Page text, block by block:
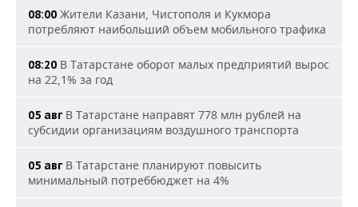
08:00 Жители Казани, Чистополя и Кукмора
потребляют наибольший объем мобильного трафика
08:20 В Татарстане оборот малых предприятий вырос
на 22,1% за год
05 авг В Татарстане направят 778 млн рублей на
субсидии организациям воздушного транспорта
05 авг В Татарстане планируют повысить
минимальный потреббюджет на 4%